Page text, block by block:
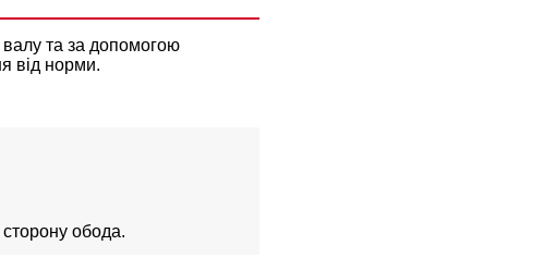
валу та за допомогою
від норми.
обода.